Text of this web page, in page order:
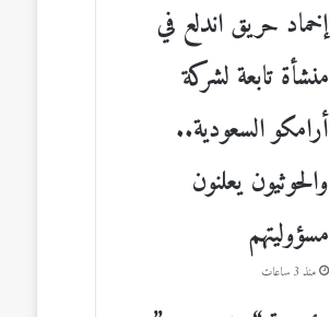
إخماد حريق اندلع في
منشأة تابعة لشركة
أرامكو السعودية..
والحوثيون يعلنون
مسؤوليتهم
منذ 3 ساعات